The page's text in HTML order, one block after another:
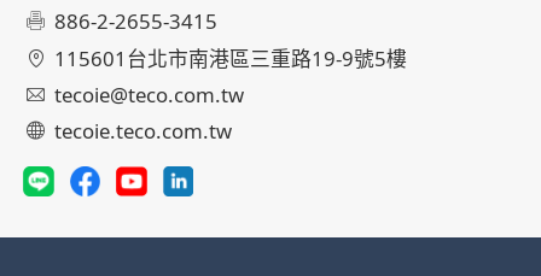
886-2-2655-3415
115601台北市南港區三重路19-9號5樓
tecoie@teco.com.tw
tecoie.teco.com.tw